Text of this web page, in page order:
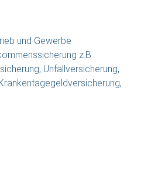
und Gewerbe
z.B.
Unfallversicherung,